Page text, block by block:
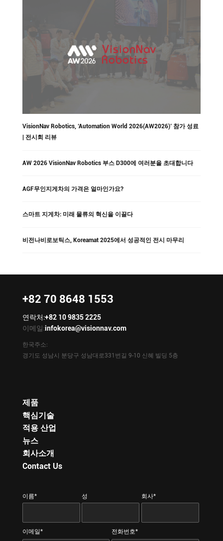
VisionNav Robotics, ‘Automation World 2026(AW2026)’ 참가 성료
| 전시회 리뷰
AW 2026 VisionNav Robotics 부스 D300에 여러분을 초대합니다
AGF무인지게차의 가격은 얼마인가요?
스마트 지게차: 미래 물류의 혁신을 이끌다
비전나비로보틱스, Koreamat 2025에서 성공적인 전시 마무리
+82 70 8648 1553
연락처:+82 10 9835 2225
이메일:infokorea@visionnav.com
한국주소:
경기도 성남시 분당구 성남대로331번길 9-10 신혜 빌딩 5층
제품
핵심기술
적용 산업
뉴스
회사소개
Contact Us
이름* 성 회사*
이메일* 전화번호*